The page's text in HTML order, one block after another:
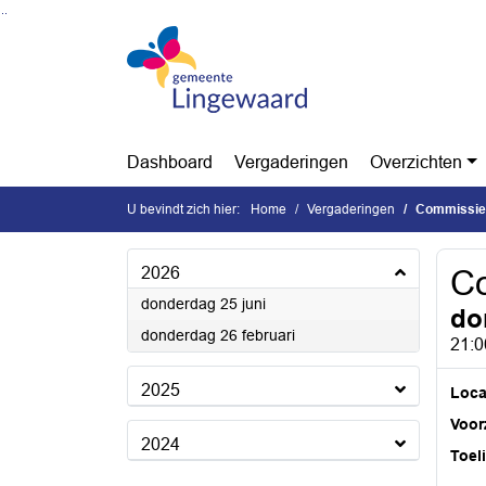
Ga naar de inhoud van deze pagina
Dashboard Vergaderingen Overzichten
U bevindt zich hier: Home Vergaderingen
2026
donderdag 25 juni2026
donderdag 26 februari2026
2025
2024